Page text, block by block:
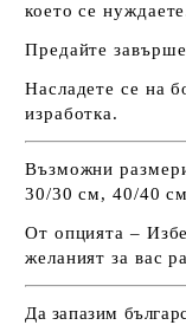
което се
Предайте
Насладете се на
изработка.
Възможни
30/30 см, 40/40
От опцията –
желаният за вас
Да запазим